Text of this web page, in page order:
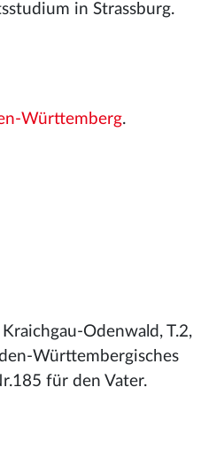
in Strassburg.
Württemberg.
Odenwald, T.2,
Württembergisches
für den Vater.